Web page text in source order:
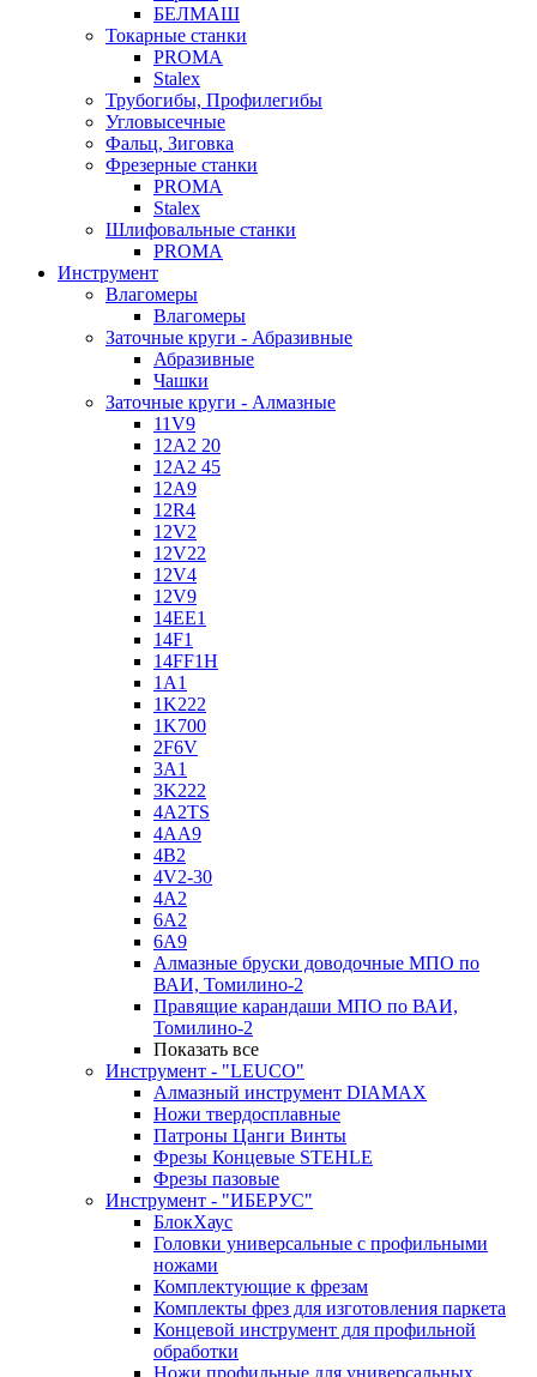
БЕЛМАШ
Токарные станки
PROMA
Stalex
Трубогибы, Профилегибы
Угловысечные
Фальц, Зиговка
Фрезерные станки
PROMA
Stalex
Шлифовальные станки
PROMA
Инструмент
Влагомеры
Влагомеры
Заточные круги - Абразивные
Абразивные
Чашки
Заточные круги - Алмазные
11V9
12A2 20
12A2 45
12A9
12R4
12V2
12V22
12V4
12V9
14EE1
14F1
14FF1H
1A1
1K222
1K700
2F6V
3A1
3K222
4A2TS
4AA9
4B2
4V2-30
4А2
6A2
6A9
Алмазные бруски доводочные МПО по
ВАИ, Томилино-2
Правящие карандаши МПО по ВАИ,
Томилино-2
Показать все
Инструмент - "LEUCO"
Алмазный инструмент DIAMAX
Ножи твердосплавные
Патроны Цанги Винты
Фрезы Концевые STEHLE
Фрезы пазовые
Инструмент - "ИБЕРУС"
БлокХаус
Головки универсальные с профильными
ножами
Комплектующие к фрезам
Комплекты фрез для изготовления паркета
Концевой инструмент для профильной
обработки